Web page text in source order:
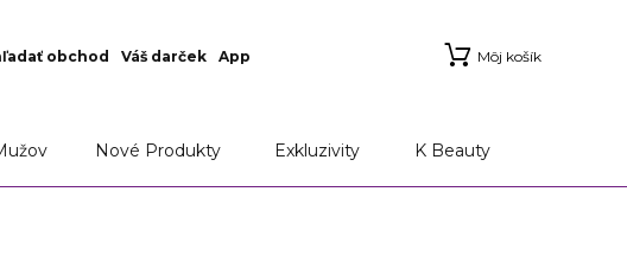
obchod Váš darček App Môj košík
Nové Produkty Exkluzivity K Beauty